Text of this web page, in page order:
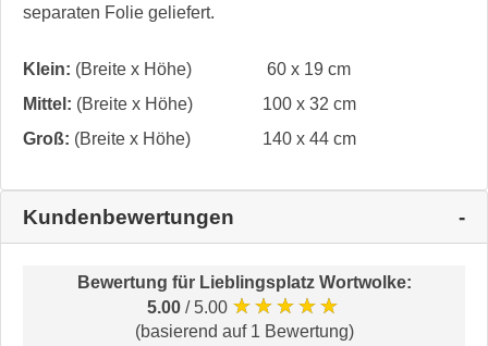
separaten Folie geliefert.
Klein: (Breite x Höhe)
60 x 19 cm
Mittel: (Breite x Höhe)
100 x 32 cm
Groß: (Breite x Höhe) 140 x 44 cm
Kundenbewertungen
Bewertung für Lieblingsplatz Wortwolke:
5.00 / 5.00 ★★★★★
(basierend auf 1 Bewertung)